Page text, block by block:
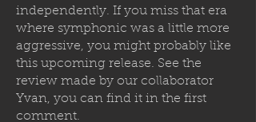
independently. If you miss that era
where symphonic was a little more
aggressive, you might probably like
this upcoming release. See the
review made by our collaborator
Yvan, you can find it in the first
comment.